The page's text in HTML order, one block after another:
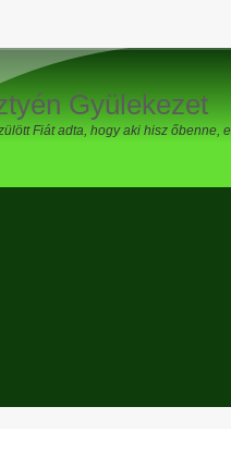
Gyülekezet
Fiát adta, hogy aki hisz őbenne,